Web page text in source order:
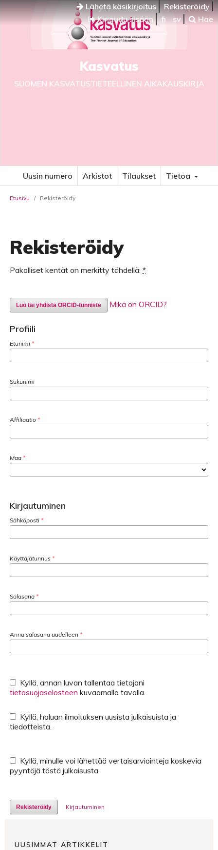
Lähetä käsikirjoitus
Rekisteröidy
Kirjaudu sisään
fi sv Hae
Kasvatus
SUOMEN KASVATUSTIETEELLINEN AIKAKAUSKIRJA
Uusin numero Arkistot Tilaukset Tietoa
Etusivu / Rekisteröidy
Rekisteröidy
Pakolliset kentät on merkitty tähdellä: *
Luo tai yhdistä ORCID-tunniste Mikä on ORCID?
Profiili
Etunimi *
Sukunimi
Affiliaatio *
Maa *
Kirjautuminen
Sähköposti *
Käyttäjätunnus *
Salasana *
Anna salasana uudelleen *
Kyllä, annan luvan tallentaa tietojani
tietosuojaselosteen kuvaamalla tavalla.
tiedotteista.
pyyntöjä tästä julkaisusta.
Rekisteröidy Kirjautuminen
UUSIMMAT ARTIKKELIT